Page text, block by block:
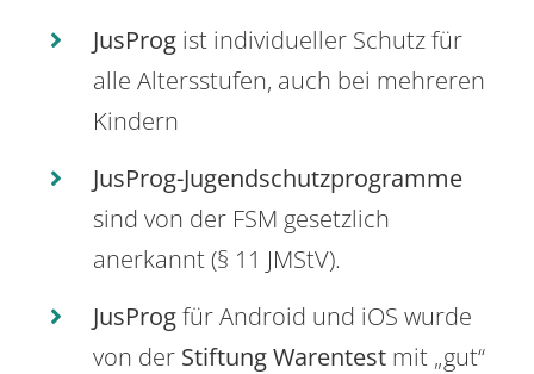
JusProg ist individueller Schutz für
alle Altersstufen, auch bei mehreren
Kindern
JusProg-Jugendschutzprogramme
sind von der FSM gesetzlich
anerkannt (§ 11 JMStV).
JusProgfür Android und iOS wurde
von der Stiftung Warentest mit „gut“